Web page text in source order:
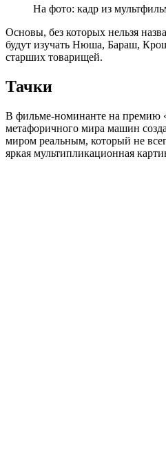
На фото: кадр из
Основы, без которых нельзя
будут изучать Нюша, Бараш,
старших товарищей.
Тачки
В фильме-номинанте на премию
метафоричного мира машин
миром реальным, который не
яркая мультипликационная